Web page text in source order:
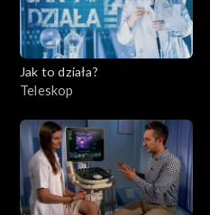
Jak to działa?
Teleskop